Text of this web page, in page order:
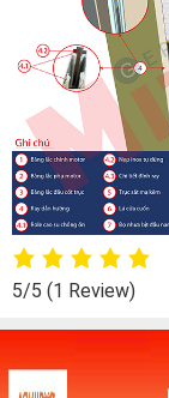
5/5 (1 Review)